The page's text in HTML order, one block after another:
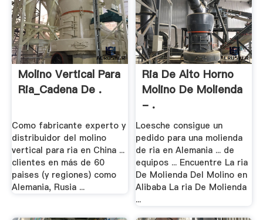
Molino Vertical Para
Ria_Cadena De .
Como fabricante experto y
distribuidor del molino
vertical para ria en China ...
clientes en más de 60
paises (y regiones) como
Alemania, Rusia ...
Ria De Alto Horno
Molino De Molienda
- .
Loesche consigue un
pedido para una molienda
de ria en Alemania ... de
equipos ... Encuentre La ria
De Molienda Del Molino en
Alibaba La ria De Molienda
...